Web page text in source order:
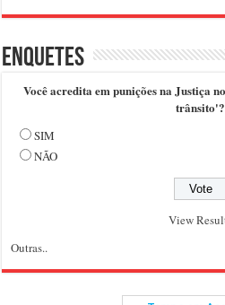
Enquetes
Você acredita em punições na Justiça
trânsito'?
SIM
NÃO
View
Outras..